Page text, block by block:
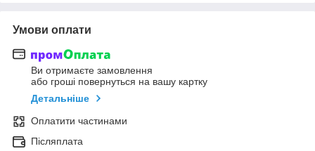
Умови оплати
Ви отримаєте замовлення
або гроші повернуться на вашу картку
Детальніше
Оплатити частинами
Післяплата